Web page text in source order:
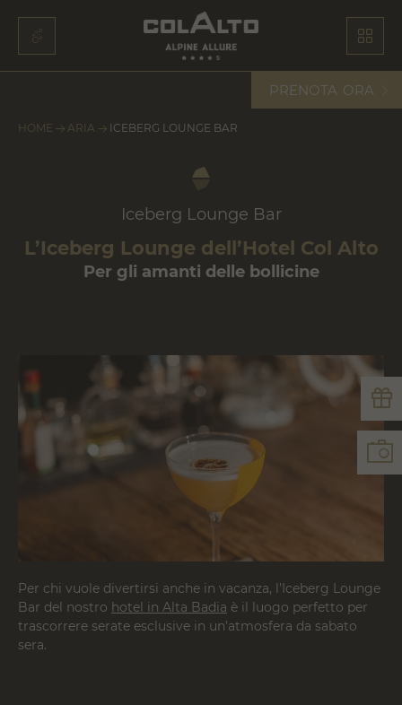
PRENOTA ORA
HOME ARIA ICEBERG LOUNGE BAR
Iceberg Lounge Bar
L’Iceberg Lounge dell’Hotel Col Alto
Per gli amanti delle bollicine
Per chi vuole divertirsi anche in vacanza, l’Iceberg Lounge
Bar del nostro hotel in Alta Badia è il luogo perfetto per
trascorrere serate esclusive in un’atmosfera da sabato
sera.